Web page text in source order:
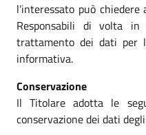
l’interessato può
Responsabili di volta
trattamento dei dati per
informativa.
Conservazione
Il Titolare adotta le
conservazione dei dati